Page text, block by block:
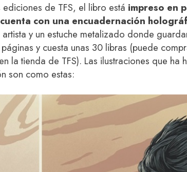
de TFS, el libro está impreso en
con una encuadernación
y un estuche metalizado donde
y cuesta unas 30 libras (puede
la tienda de TFS). Las ilustraciones que ha
son como estas: